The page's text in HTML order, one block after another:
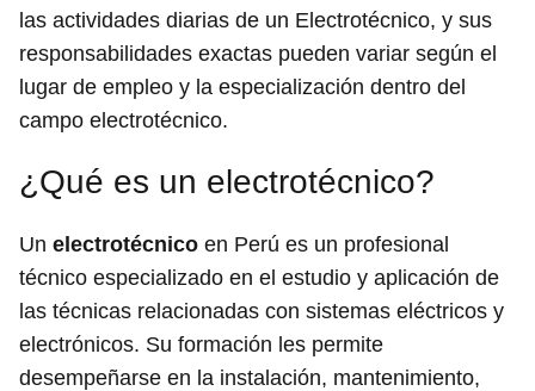
las actividades diarias de un Electrotécnico, y sus
responsabilidades exactas pueden variar según el
lugar de empleo y la especialización dentro del
campo electrotécnico.
¿Qué es un electrotécnico?
Un electrotécnico en Perú es un profesional
técnico especializado en el estudio y aplicación de
las técnicas relacionadas con sistemas eléctricos y
electrónicos. Su formación les permite
desempeñarse en la instalación, mantenimiento,